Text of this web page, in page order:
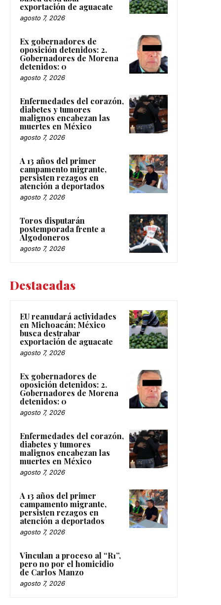
exportación de aguacate
agosto 7, 2026
Ex gobernadores de
oposición detenidos: 2.
Gobernadores de Morena
detenidos: 0
agosto 7, 2026
Enfermedades del corazón,
diabetes y tumores
malignos encabezan las
muertes en México
agosto 7, 2026
A 13 años del primer
campamento migrante,
persisten rezagos en
atención a deportados
agosto 7, 2026
Toros disputarán
postemporada frente a
Algodoneros
agosto 7, 2026
Destacadas
EU reanudará actividades
en Michoacán; México
busca destrabar
exportación de aguacate
agosto 7, 2026
Ex gobernadores de
oposición detenidos: 2.
Gobernadores de Morena
detenidos: 0
agosto 7, 2026
Enfermedades del corazón,
diabetes y tumores
malignos encabezan las
muertes en México
agosto 7, 2026
A 13 años del primer
campamento migrante,
persisten rezagos en
atención a deportados
agosto 7, 2026
Vinculan a proceso al “R1”,
pero no por el homicidio
de Carlos Manzo
agosto 7, 2026